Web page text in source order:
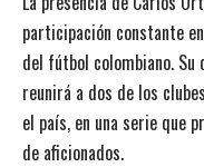
participación constante
del fútbol colombiano.
reunirá a dos de los
el país, en una serie que
de aficionados.